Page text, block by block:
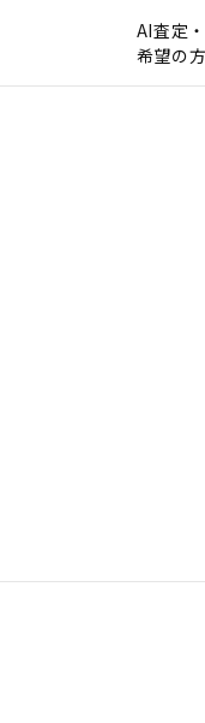
AI査定
希望の方